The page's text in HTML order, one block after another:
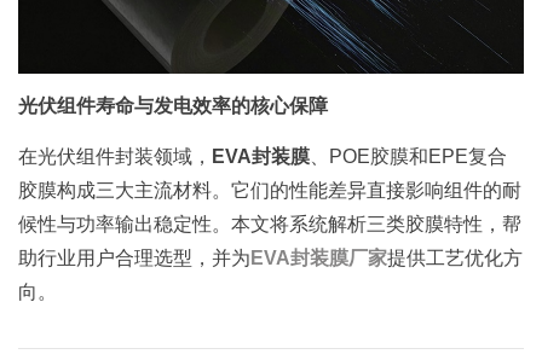
光伏组件寿命与发电效率的核心保障
在光伏组件封装领域， EVA封装膜 、POE胶膜和EPE复合
胶膜构成三大主流材料。它们的性能差异直接影响组件的耐
候性与功率输出稳定性。本文将系统解析三类胶膜特性，帮
助行业用户合理选型，并为 EVA封装膜厂家提供工艺优化方
向。